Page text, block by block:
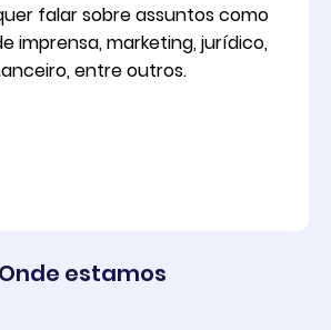
falar sobre assuntos como
imprensa, marketing, jurídico,
entre outros.
Onde estamos